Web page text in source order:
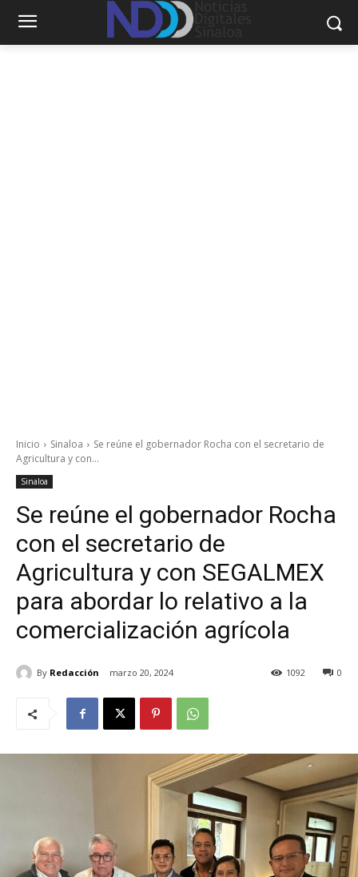
Inicio Sinaloa
Se reúne el gobernador Rocha con el secretario de
Agricultura y con...
Sinaloa
Se reúne el gobernador Rocha
con el secretario de
Agricultura y con SEGALMEX
para abordar lo relativo a la
comercialización agrícola
By Redacción marzo 20, 2024 0
1092